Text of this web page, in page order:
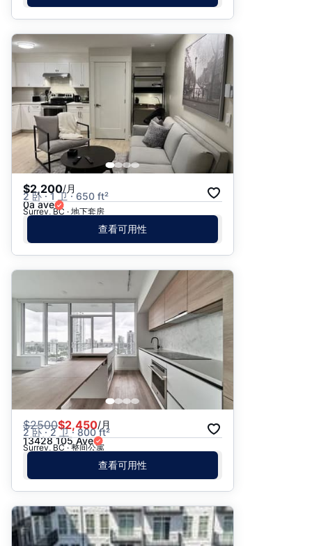
$2,200/月
2 卧 · 1 卫 · 650 ft²
0a ave
Surrey, BC · 地下套房
查看可用性
$2500$2,450/月
2 卧 · 2 卫 · 800 ft²
13428 105 Ave
Surrey, BC · 整间公寓
查看可用性